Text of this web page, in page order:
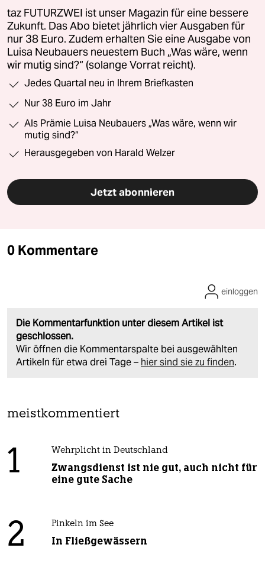
taz FUTURZWEI ist unser Magazin für eine bessere
Zukunft. Das Abo bietet jährlich vier Ausgaben für
nur 38 Euro. Zudem erhalten Sie eine Ausgabe von
Luisa Neubauers neuestem Buch „Was wäre, wenn
wir mutig sind?“ (solange Vorrat reicht).
Jedes Quartal neu in Ihrem Briefkasten
Nur 38 Euro im Jahr
Als Prämie Luisa Neubauers „Was wäre, wenn wir
mutig sind?“
Herausgegeben von Harald Welzer
Jetzt abonnieren
0 Kommentare
Die Kommentarfunktion unter diesem Artikel ist
geschlossen.
Wir öffnen die Kommentarspalte bei ausgewählten
Artikeln für etwa drei Tage – hier sind sie zu finden.
einloggen
meistkommentiert
1 Wehrplicht in Deutschland
Zwangsdienst ist nie gut, auch nicht für
eine gute Sache
2 Pinkeln im See
In Fließgewässern